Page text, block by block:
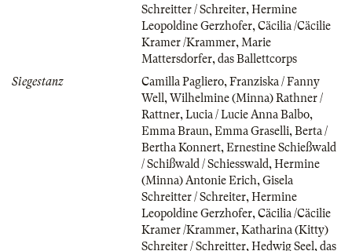
Schreitter / Schreiter, Hermine
Leopoldine Gerzhofer, Cäcilia /Cäcilie
Kramer /Krammer, Marie
Mattersdorfer, das Ballettcorps
Siegestanz
Camilla Pagliero, Franziska / Fanny
Well , Wilhelmine (Minna) Rathner /
Rattner, Lucia / Lucie Anna Balbo,
Emma Braun, Emma Graselli, Berta /
Bertha Konnert, Ernestine Schießwald
/ Schißwald / Schiesswald, Hermine
(Minna) Antonie Erich, Gisela
Schreitter / Schreiter, Hermine
Leopoldine Gerzhofer, Cäcilia /Cäcilie
Kramer /Krammer, Katharina (Kitty)
Schreiter / Schreitter, Hedwig Seel , das